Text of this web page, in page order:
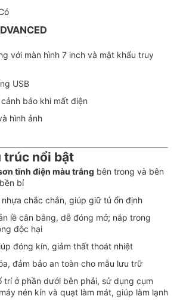
với màn hình 7 inch và mật khẩu truy
USB
báo khi mất điện
hình ảnh
trúc nổi bật
tĩnh điện màu trắng bên trong và bên
bỉ
chắc chắn, giúp giữ tủ ổn định
lề cân bằng, dễ đóng mở; nắp trong
độc hại
đóng kín, giảm thất thoát nhiệt
đảm bảo an toàn cho mẫu lưu trữ
trí ở phần dưới bên phải, sử dụng cụm
nén kín và quạt làm mát, giúp làm lạnh